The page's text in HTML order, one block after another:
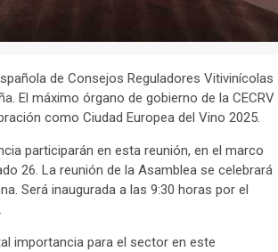
de Consejos Reguladores Vitivinícolas
El máximo órgano de gobierno de la CECRV
como Ciudad Europea del Vino 2025.
participarán en esta reunión, en el marco
26. La reunión de la Asamblea se celebrará
Será inaugurada a las 9:30 horas por el
importancia para el sector en este